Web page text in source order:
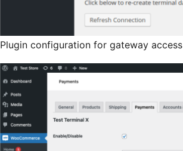
Plugin configuration for gateway access